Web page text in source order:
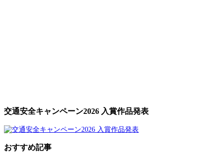
交通安全キャンペーン2026 入賞作品発表
おすすめ記事